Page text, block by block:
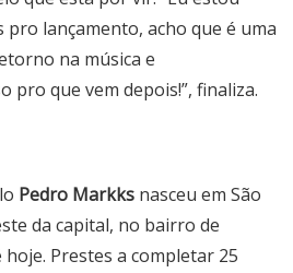
pro lançamento, acho que é uma
na música e
pro que vem depois!”, finaliza.
Pedro Markks nasceu em São
da capital, no bairro de
Prestes a completar 25